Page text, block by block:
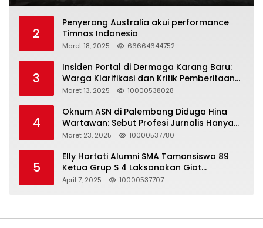
2
Penyerang Australia akui performance
Timnas Indonesia
Maret 18, 2025 66664644752
3
Insiden Portal di Dermaga Karang Baru:
Warga Klarifikasi dan Kritik Pemberitaan
yang Tidak Akurat
Maret 13, 2025 10000538028
4
Oknum ASN di Palembang Diduga Hina
Wartawan: Sebut Profesi Jurnalis Hanya
Seharga 2 Liter Bensin, Berujung Dugaan
Maret 23, 2025 10000537780
5
Elly Hartati Alumni SMA Tamansiswa 89
Ketua Grup S 4 Laksanakan Giat
Silaturahmi
April 7, 2025 10000537707